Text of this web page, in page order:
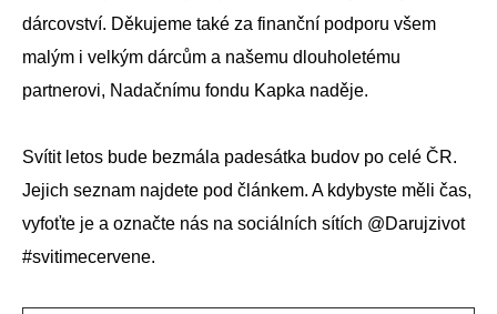
dárcovství. Děkujeme také za finanční podporu všem
malým i velkým dárcům a našemu dlouholetému
partnerovi, Nadačnímu fondu Kapka naděje.
Svítit letos bude bezmála padesátka budov po celé ČR.
Jejich seznam najdete pod článkem. A kdybyste měli čas,
vyfoťte je a označte nás na sociálních sítích @Darujzivot
#svitimecervene.